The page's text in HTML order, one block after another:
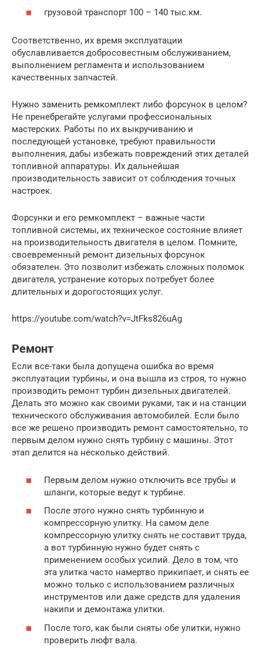
грузовой транспорт 100 – 140 тыс.км.
Соответственно, их время эксплуатации
обуславливается добросовестным обслуживанием,
выполнением регламента и использованием
качественных запчастей.
Нужно заменить ремкомплект либо форсунок в целом?
Не пренебрегайте услугами профессиональных
мастерских. Работы по их выкручиванию и
последующей установке, требуют правильности
выполнения, дабы избежать повреждений этих деталей
топливной аппаратуры. Их дальнейшая
производительность зависит от соблюдения точных
настроек.
Форсунки и его ремкомплект – важные части
топливной системы, их техническое состояние влияет
на производительность двигателя в целом. Помните,
своевременный ремонт дизельных форсунок
обязателен. Это позволит избежать сложных поломок
двигателя, устранение которых потребует более
длительных и дорогостоящих услуг.
https://youtube.com/watch?v=JtFks826uAg
Ремонт
Если все-таки была допущена ошибка во время
эксплуатации турбины, и она вышла из строя, то нужно
производить ремонт турбин дизельных двигателей.
Делать это можно как своими руками, так и на станции
технического обслуживания автомобилей. Если было
все же решено производить ремонт самостоятельно, то
первым делом нужно снять турбину с машины. Этот
этап делится на несколько действий.
Первым делом нужно отключить все трубы и
шланги, которые ведут к турбине.
После этого нужно снять турбинную и
компрессорную улитку. На самом деле
компрессорную улитку снять не составит труда,
а вот турбинную нужно будет снять с
применением особых усилий. Дело в том, что
эта улитка часто намертво прикипает, и снять ее
можно только с использованием различных
инструментов или даже средств для удаления
накипи и демонтажа улитки.
После того, как были сняты обе улитки, нужно
проверить люфт вала.